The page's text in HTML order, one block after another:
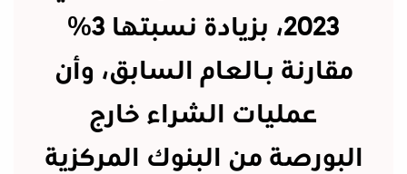
2023، بزيادة نسبتها 3%
مقارنة بـالعام السابق، وأن
عمليات الشراء خارج
البورصة من البنوك المركزية